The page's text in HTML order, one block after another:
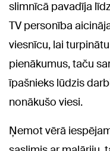
slimnīcā pavadīja
TV personība
viesnīcu, lai
pienākumus, taču
īpašnieks lūdzis
nonākušo viesi.
Ņemot vērā